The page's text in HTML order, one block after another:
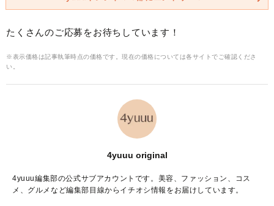
たくさんのご応募をお待ちしています！
※表示価格は記事執筆時点の価格です。現在の価格については各サイトでご確認くださ
い。
4yuuu original
4yuuu編集部の公式サブアカウントです。美容、ファッション、コス
メ、グルメなど編集部目線からイチオシ情報をお届けしています。